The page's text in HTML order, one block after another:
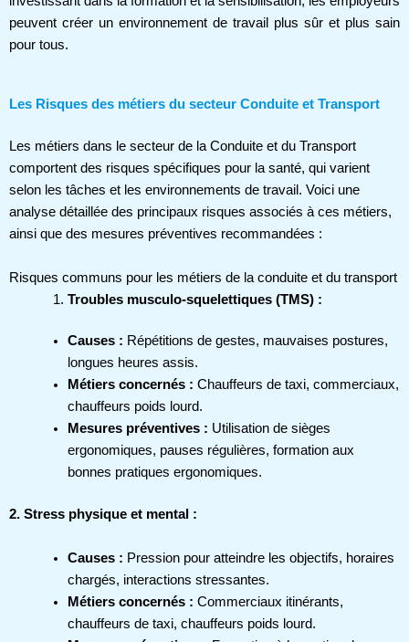
peuvent créer un environnement de travail plus sûr et plus sain
pour tous.
Les Risques des métiers du secteur Conduite et Transport
Les métiers dans le secteur de la Conduite et du Transport
comportent des risques spécifiques pour la santé, qui varient
selon les tâches et les environnements de travail. Voici une
analyse détaillée des principaux risques associés à ces métiers,
ainsi que des mesures préventives recommandées :
Risques communs pour les métiers de la conduite et du transport
Troubles musculo-squelettiques (TMS) :
Causes : Répétitions de gestes, mauvaises postures,
longues heures assis.
Métiers concernés : Chauffeurs de taxi, commerciaux,
chauffeurs poids lourd.
Mesures préventives : Utilisation de sièges
ergonomiques, pauses régulières, formation aux
bonnes pratiques ergonomiques.
2. Stress physique et mental :
Causes : Pression pour atteindre les objectifs, horaires
chargés, interactions stressantes.
Métiers concernés : Commerciaux itinérants,
chauffeurs de taxi, chauffeurs poids lourd.